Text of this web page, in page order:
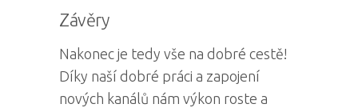
Závěry
Nakonec je tedy vše na dobré cestě!
Díky naší dobré práci a zapojení
nových kanálů nám výkon roste a